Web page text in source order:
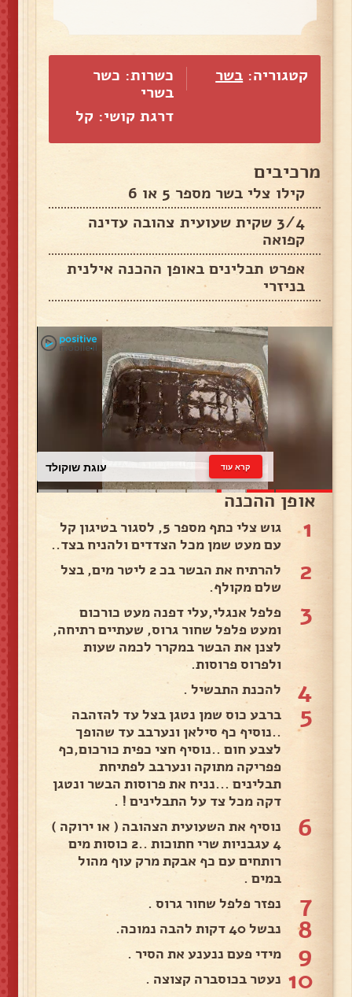
קטגוריה: בשר
כשרות: כשר
בשרי
דרגת קושי: קל
מרכיבים
קילו צלי בשר מספר 5 או 6
3/4 שקית שעועית צהובה עדינה
קפואה
אפרט תבלינים באופן ההכנה אילנית
בניזרי
עוגת שוקולד קרא עוד
אופן ההכנה
1
גוש צלי כתף מספר 5, לסגור בטיגון קל
עם מעט שמן מכל הצדדים ולהניח בצד..
2
להרתיח את הבשר בכ 2 ליטר מים, בצל
שלם מקולף.
3
פלפל אנגלי,עלי דפנה מעט כורכום
ומעט פלפל שחור גרוס, שעתיים רתיחה,
לצנן את הבשר במקרר לכמה שעות
ולפרוס פרוסות.
4 להכנת התבשיל .
5
ברבע כוס שמן נטגן בצל עד להזהבה
..נוסיף כף סילאן ונערבב עד שהופך
לצבע חום ..נוסיף חצי כפית כורכום,כף
פפריקה מתוקה ונערבב לפתיחת
תבלינים ...נניח את פרוסות הבשר ונטגן
דקה מכל צד על התבלינים ! .
6
נוסיף את השעועית הצהובה ( או ירוקה )
4 עגבניות שרי חתוכות ..2 כוסות מים
רותחים עם כף אבקת מרק עוף מהול
במים .
7 נפזר פלפל שחור גרוס .
8 נבשל 40 דקות להבה נמוכה.
9 מידי פעם ננענע את הסיר .
10 נעטר בכוסברה קצוצה .